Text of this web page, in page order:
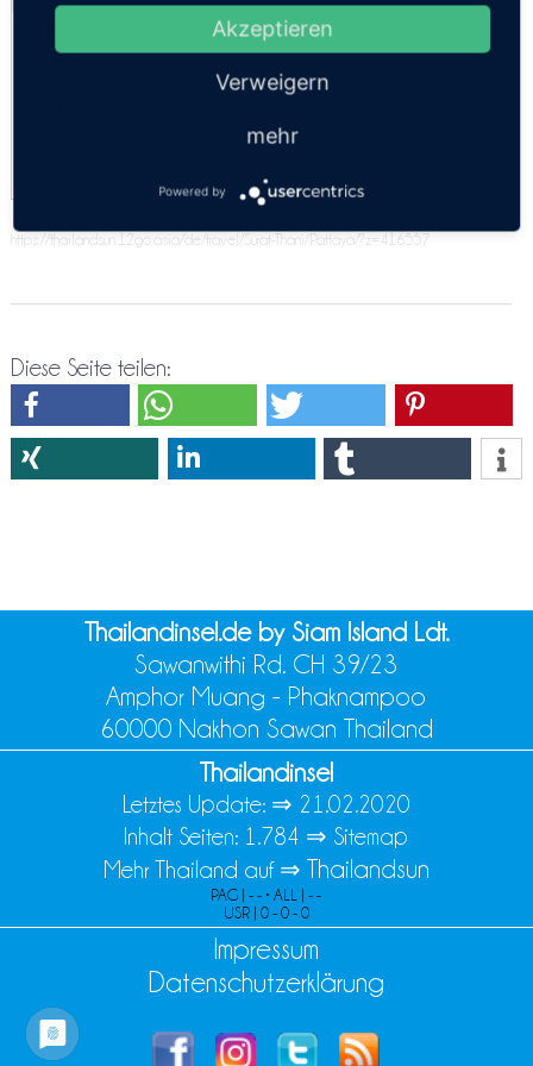
https://thailandsun.12go.asia/de/travel/Surat-Thani/Pattaya/?z=416557
Diese Seite teilen:
Thailandinsel.de by Siam Island Ldt.
Sawanwithi Rd. CH 39/23
Amphor Muang - Phaknampoo
60000 Nakhon Sawan Thailand
Thailandinsel
Letztes Update: ⇒ 21.02.2020
Inhalt Seiten: 1.784 ⇒ Sitemap
Mehr Thailand auf ⇒ Thailandsun
PAG | - - • ALL | - -
USR | 0 - 0 - 0
Impressum
Datenschutzerklärung
Akzeptieren
Verweigern
mehr
Powered by